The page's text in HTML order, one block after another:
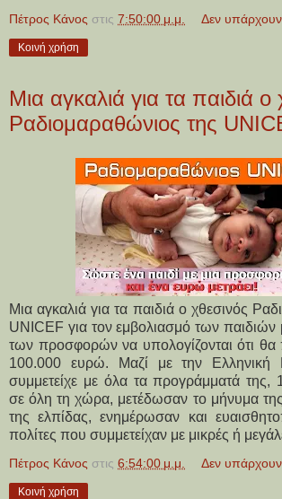
Πέτρος Κάνος στις 7:50:00 μ.μ. Δεν
Κοινή χρήση
Μια αγκαλιά για τα παιδιά ο
Ραδιομαραθώνιος της
Μια αγκαλιά για τα παιδιά ο χθεσινός
UNICEF για τον εμβολιασμό των παιδιών
των προσφορών να υπολογίζονται ότι θα
100.000 ευρώ. Μαζί με την Ελληνική
συμμετείχε με όλα τα προγράμματά της,
σε όλη τη χώρα, μετέδωσαν το μήνυμα
της ελπίδας, ενημέρωσαν και
πολίτες που συμμετείχαν με μικρές ή
Πέτρος Κάνος στις 6:54:00 μ.μ. Δεν
Κοινή χρήση